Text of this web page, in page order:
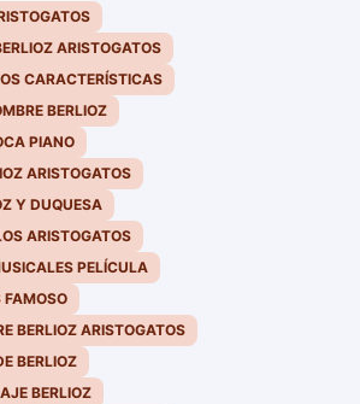
ARISTOGATOS
CARACTERÍSTICAS
BERLIOZ
PIANO
ARISTOGATOS
Y DUQUESA
ARISTOGATOS
PELÍCULA
FAMOSO
BERLIOZ ARISTOGATOS
BERLIOZ
BERLIOZ